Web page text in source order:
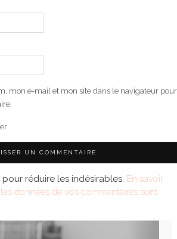
mon e-mail et mon site dans le navigateur pour
pour réduire les indésirables. En savoir
données de vos commentaires sont